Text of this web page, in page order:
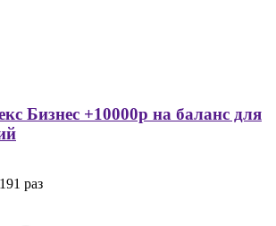
Бизнес +10000р на баланс для
раз